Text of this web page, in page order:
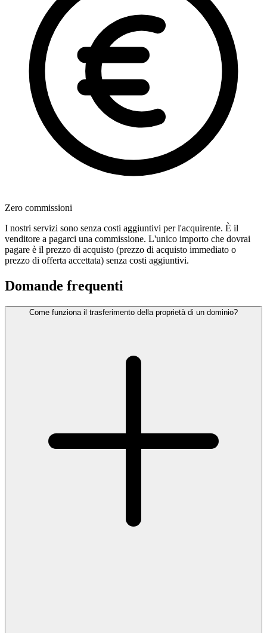
Zero commissioni
I nostri servizi sono senza costi aggiuntivi per l'acquirente. È il
venditore a pagarci una commissione. L'unico importo che dovrai
pagare è il prezzo di acquisto (prezzo di acquisto immediato o
prezzo di offerta accettata) senza costi aggiuntivi.
Domande frequenti
Come funziona il trasferimento della proprietà di un dominio?